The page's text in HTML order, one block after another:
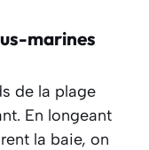
marines
de la plage
En longeant
la baie, on